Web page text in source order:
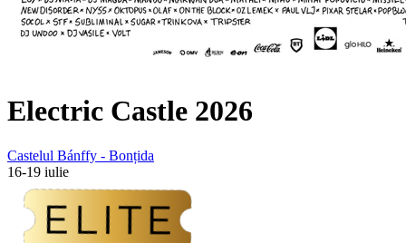
Electric Castle 2026
Castelul Bánffy - Bonțida
16-19 iulie